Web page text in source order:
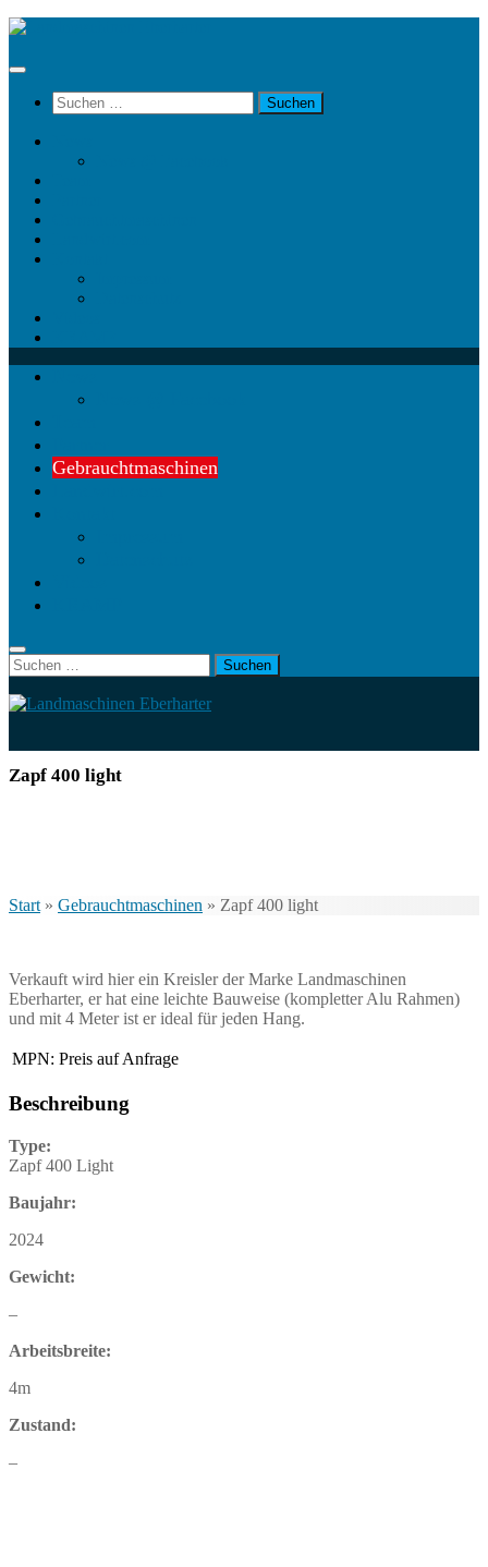
Unter
Inhalt
Suchen
nach:
Gebrauchtmaschinen
Suchen
nach:
Zapf 400 light
Start » Gebrauchtmaschinen » Zapf 400 light
Verkauft wird hier ein Kreisler der Marke Landmaschinen
Eberharter, er hat eine leichte Bauweise (kompletter Alu Rahmen)
und mit 4 Meter ist er ideal für jeden Hang.
MPN: Preis auf Anfrage
Beschreibung
Type:
Zapf 400 Light
Baujahr:
2024
Gewicht:
–
Arbeitsbreite:
4m
Zustand:
–